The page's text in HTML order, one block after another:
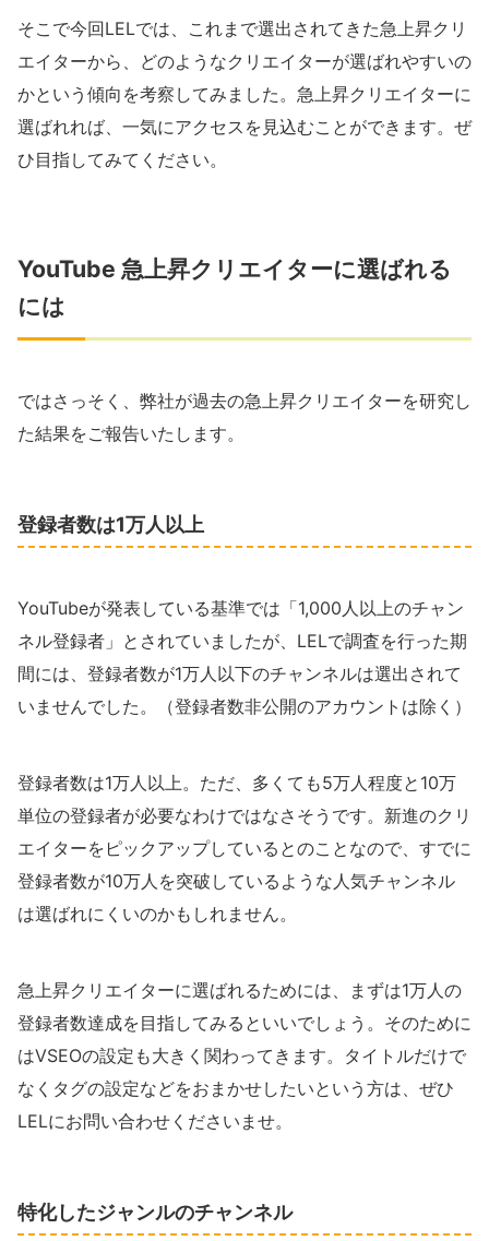
そこで今回LELでは、これまで選出されてきた急上昇クリ
エイターから、どのようなクリエイターが選ばれやすいの
かという傾向を考察してみました。急上昇クリエイターに
選ばれれば、一気にアクセスを見込むことができます。ぜ
ひ目指してみてください。
YouTube 急上昇クリエイターに選ばれる
には
ではさっそく、弊社が過去の急上昇クリエイターを研究し
た結果をご報告いたします。
登録者数は1万人以上
YouTubeが発表している基準では「1,000人以上のチャン
ネル登録者」とされていましたが、LELで調査を行った期
間には、登録者数が1万人以下のチャンネルは選出されて
いませんでした。（登録者数非公開のアカウントは除く）
登録者数は1万人以上。ただ、多くても5万人程度と10万
単位の登録者が必要なわけではなさそうです。新進のクリ
エイターをピックアップしているとのことなので、すでに
登録者数が10万人を突破しているような人気チャンネル
は選ばれにくいのかもしれません。
急上昇クリエイターに選ばれるためには、まずは1万人の
登録者数達成を目指してみるといいでしょう。そのために
はVSEOの設定も大きく関わってきます。タイトルだけで
なくタグの設定などをおまかせしたいという方は、ぜひ
LELにお問い合わせくださいませ。
特化したジャンルのチャンネル